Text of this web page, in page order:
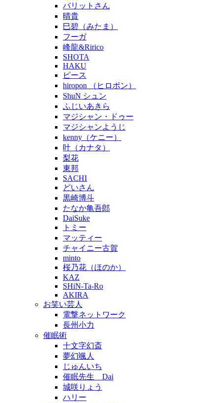
バリットさん
晴貴
巳碧（みたま）
フーガ
峰龍&Ririco
SHOTA
HAKU
ピース
hiropon （ヒロポン）
ShuN シュン
ふじいあきら
マジシャン・ドゥー
マジシャンようじ
kenny（ケニー）
叶（カナタ）
梨花
東邦
SACHI
どいさん
黒崎博斗
たなか亀吾郎
DaiSuke
トミー
マッティー
チャイニー古賀
minto
桜乃花（ほのか）
KAZ
SHiN-Ta-Ro
AKIRA
お笑い芸人
電撃ネットワーク
長州小力
催眠術
十文字幻斎
夢幻颯人
じゅんいち
催眠先生 Dai
城咲りょう
ハリー